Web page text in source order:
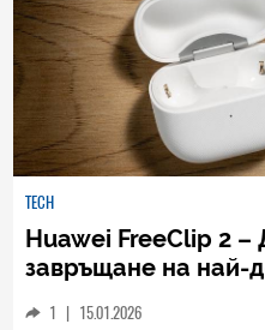
TECH
Huawei FreeClip 2 –
завръщане на най-
1 | 15.01.2026